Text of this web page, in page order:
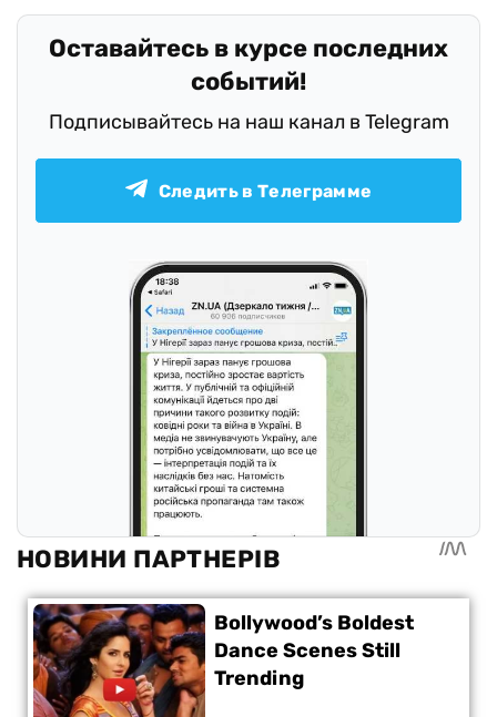
Оставайтесь в курсе последних
событий!
Подписывайтесь на наш канал в Telegram
Следить в Телеграмме